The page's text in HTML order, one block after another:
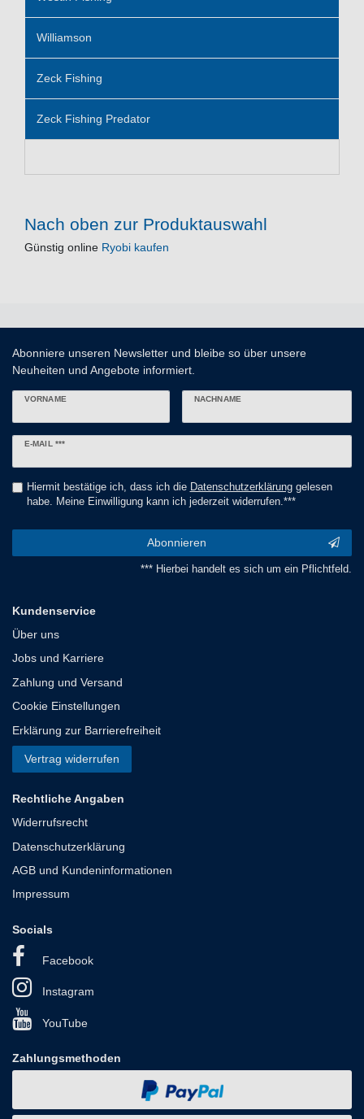
Williamson
Zeck Fishing
Zeck Fishing Predator
Nach oben zur Produktauswahl
Günstig online Ryobi kaufen
Abonniere unseren Newsletter und bleibe so über unsere
Neuheiten und Angebote informiert.
VORNAME NACHNAME
E-MAIL ***
Newsletter
Hiermit bestätige ich, dass ich die Daten­schutz­erklärunggelesen
habe. Meine Einwilligung kann ich jederzeit widerrufen.***
Abonnieren
*** Hierbei handelt es sich um ein Pflichtfeld.
Kundenservice
Über uns
Jobs und Karriere
Zahlung und Versand
Cookie Einstellungen
Erklärung zur Barrierefreiheit
Vertrag widerrufen
Rechtliche Angaben
Widerrufsrecht
Datenschutzerklärung
AGB und Kundeninformationen
Impressum
Socials
Facebook
Instagram
YouTube
Zahlungsmethoden